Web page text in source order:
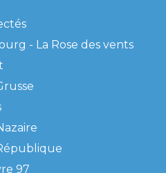
- La Rose des vents
97